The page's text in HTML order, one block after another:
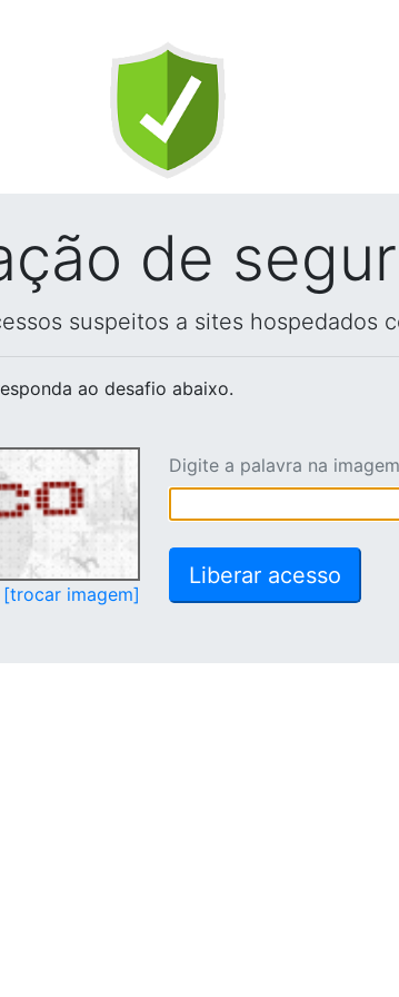
de
suspeitos a sites hospedados
ao desafio abaixo.
[trocar imagem]
Digite a palavra na